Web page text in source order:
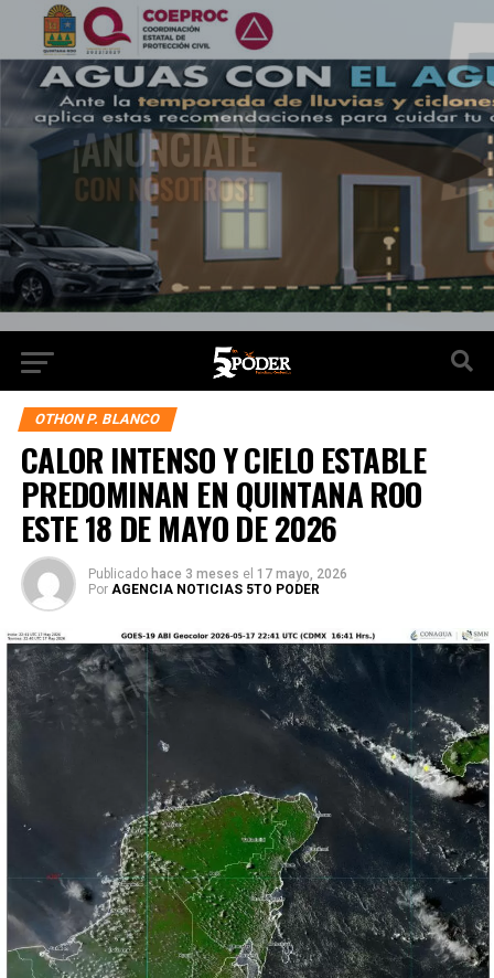
OTHON P. BLANCO
CALOR INTENSO Y CIELO ESTABLE
PREDOMINAN EN QUINTANA ROO
ESTE 18 DE MAYO DE 2026
Publicado hace 3 meses el 17 mayo, 2026
Por AGENCIA NOTICIAS 5TO PODER